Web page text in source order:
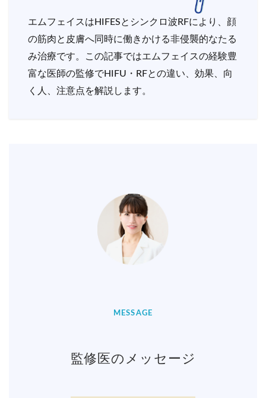
エムフェイスはHIFESとシンクロ波RFにより、顔
の筋肉と皮膚へ同時に働きかける非侵襲的なたる
み治療です。この記事ではエムフェイスの経験豊
富な医師の監修でHIFU・RFとの違い、効果、向
く人、注意点を解説します。
MESSAGE
監修医のメッセージ